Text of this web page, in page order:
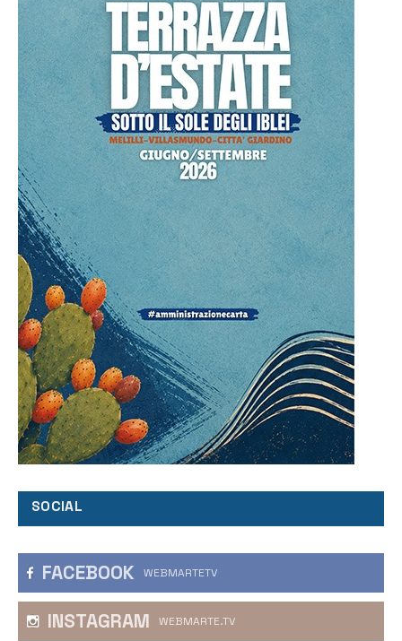
SOCIAL
FACEBOOK WEBMARTETV
INSTAGRAM WEBMARTE.TV